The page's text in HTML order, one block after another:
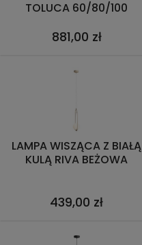
TOLUCA 60/80/100
881,00 zł
LAMPA WISZĄCA Z BIAŁĄ
KULĄ RIVA BEŻOWA
439,00 zł